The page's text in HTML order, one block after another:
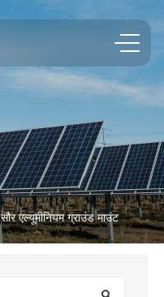
सौर एल्यूमीनियम ग्राउंड माउंट